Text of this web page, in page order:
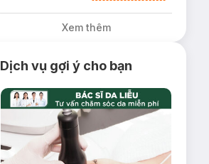
5ml trị giá 50K
Xem thêm
Dịch vụ gợi ý cho bạn